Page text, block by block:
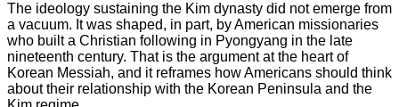
The ideology sustaining the Kim dynasty did not emerge from
a vacuum. It was shaped, in part, by American missionaries
who built a Christian following in Pyongyang in the late
nineteenth century. That is the argument at the heart of
Korean Messiah, and it reframes how Americans should think
about their relationship with the Korean Peninsula and the